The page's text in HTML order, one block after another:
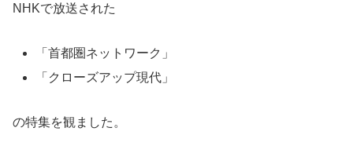
NHKで放送された
「首都圏ネットワーク」
「クローズアップ現代」
の特集を観ました。